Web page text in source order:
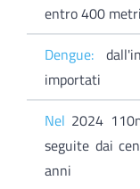
entro 400 metri
Dengue:
importati
Nel 2024
seguite dai
anni